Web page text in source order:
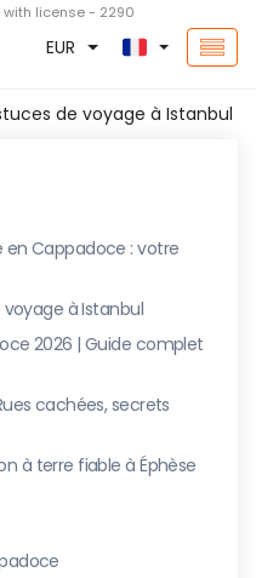
with license - 2290
EUR
de voyage à Istanbul |
en Cappadoce : votre
à Istanbul
2026 | Guide complet
cachées, secrets
à terre fiable à Éphèse